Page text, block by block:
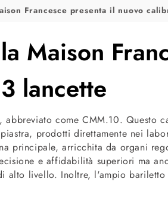
Francesce presenta il nuovo
Maison
lancette
come CMM.10.
prodotti direttamente nei
principale, arricchita da organi
e affidabilità superiori ma
livello. Inoltre, l'ampio bariletto